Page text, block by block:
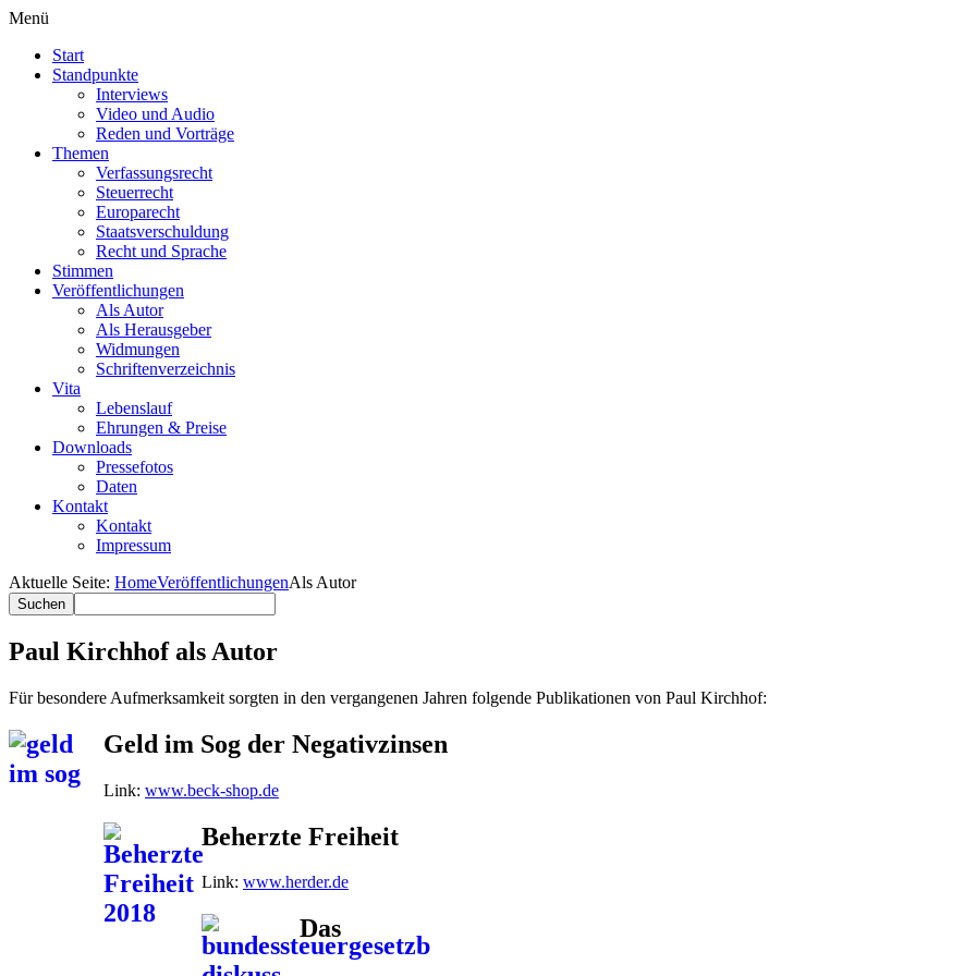
Menü
Start
Standpunkte
Interviews
Video und Audio
Reden und Vorträge
Themen
Verfassungsrecht
Steuerrecht
Europarecht
Staatsverschuldung
Recht und Sprache
Stimmen
Veröffentlichungen
Als Autor
Als Herausgeber
Widmungen
Schriftenverzeichnis
Vita
Lebenslauf
Ehrungen & Preise
Downloads
Pressefotos
Daten
Kontakt
Kontakt
Impressum
Aktuelle Seite: HomeVeröffentlichungenAls Autor
Paul Kirchhof als Autor
Für besondere Aufmerksamkeit sorgten in den vergangenen Jahren folgende Publikationen von Paul Kirchhof:
Geld im Sog der Negativzinsen
Link: www.beck-shop.de
Beherzte Freiheit
Link: www.herder.de
Das